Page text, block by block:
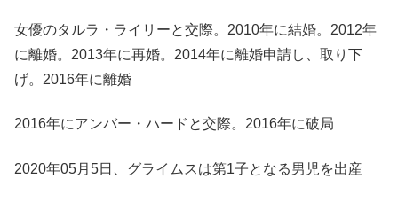
女優のタルラ・ライリーと交際。2010年に結婚。2012年
に離婚。2013年に再婚。2014年に離婚申請し、取り下
げ。2016年に離婚
2016年にアンバー・ハードと交際。2016年に破局
2020年05月5日、グライムスは第1子となる男児を出産